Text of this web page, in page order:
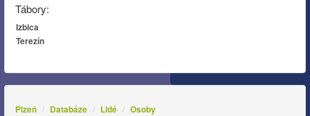
Tábory:
Izbica
Terezín
Plzeň Databáze Lidé Osoby